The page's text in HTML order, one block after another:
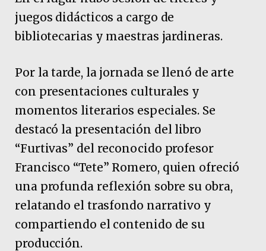
juegos didácticos a cargo de
bibliotecarias y maestras jardineras.
Por la tarde, la jornada se llenó de arte
con presentaciones culturales y
momentos literarios especiales. Se
destacó la presentación del libro
“Furtivas” del reconocido profesor
Francisco “Tete” Romero, quien ofreció
una profunda reflexión sobre su obra,
relatando el trasfondo narrativo y
compartiendo el contenido de su
producción.